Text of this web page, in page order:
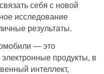
себя с новой
исследование
результаты.
— это
продукты, в
интеллект,